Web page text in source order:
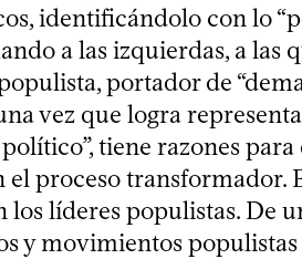
identificándolo con lo
a las izquierdas, a las
portador de
vez que logra
tiene razones
proceso transformador.
líderes populistas. De
y movimientos